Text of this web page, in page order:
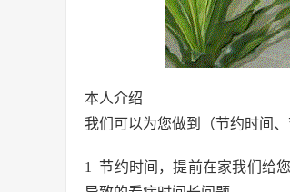
本人介绍
我们可以为您做到（节约时间
1 节约时间，提前在家我们给